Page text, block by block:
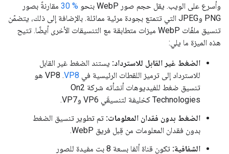
وأسرع على الويب. يقل حجم صور WebP بنحو
% 30
مقارنةً بصور
PNG وJPEG التي تتمتع بجودة مرئية مماثلة. بالإضافة إلى ذلك، يتضمّن
تنسيق ملفّات WebP ميزات متطابقة مع التنسيقات الأخرى أيضًا. تتيح
هذه الميزة ما يلي:
الضغط غير القابل للاسترداد: يستند الضغط غير القابل
للاسترداد إلى ترميز اللقطات الرئيسية في VP8
. ‫VP8 هو
تنسيق ضغط للفيديوهات أنشأته شركة On2
Technologies كخليفة لتنسيقَي VP6 وVP7.
الضغط بدون فقدان المعلومات: تم تطوير تنسيق الضغط
بدون فقدان المعلومات من قِبل فريق WebP.
الشفافية:
تكون قناة ألفا بسعة 8 بت مفيدة للصور